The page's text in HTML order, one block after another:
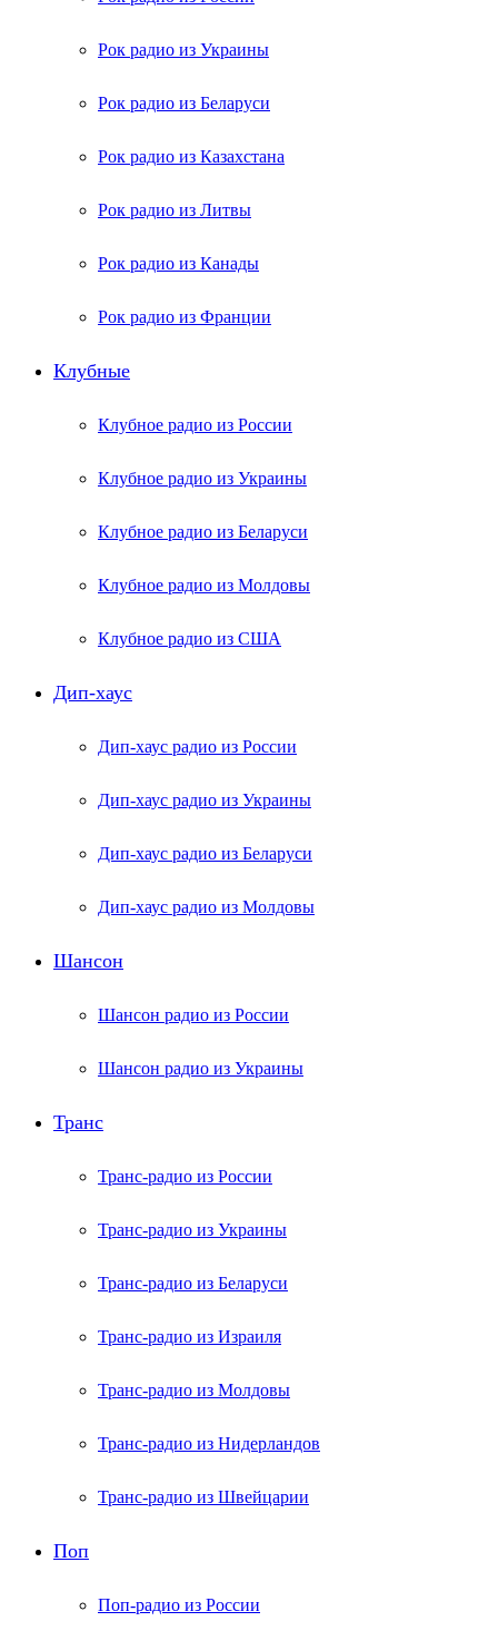
Рок радио из Украины
Рок радио из Беларуси
Рок радио из Казахстана
Рок радио из Литвы
Рок радио из Канады
Рок радио из Франции
Клубные
Клубное радио из России
Клубное радио из Украины
Клубное радио из Беларуси
Клубное радио из Молдовы
Клубное радио из США
Дип-хаус
Дип-хаус радио из России
Дип-хаус радио из Украины
Дип-хаус радио из Беларуси
Дип-хаус радио из Молдовы
Шансон
Шансон радио из России
Шансон радио из Украины
Транс
Транс-радио из России
Транс-радио из Украины
Транс-радио из Беларуси
Транс-радио из Израиля
Транс-радио из Молдовы
Транс-радио из Нидерландов
Транс-радио из Швейцарии
Поп
Поп-радио из России